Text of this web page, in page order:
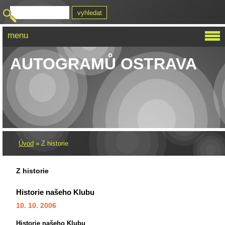
KLUB SBĚRATELŮ
AUTOGRAMŮ OSTRAVA
Úvod » Z historie
Z historie
Historie našeho Klubu
10. 10. 2006
Historie našeho Klubu
menu